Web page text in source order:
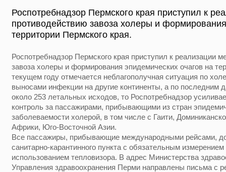
Роспотребнадзор Пермского края приступил к
противодействию завоза холеры и
территории Пермского края.
Роспотребнадзор Пермского края приступил к реализации
завоза холеры и формирования эпидемических очагов на
текущем году отмечается неблагополучная ситуация по
выносами инфекции на другие континенты, а по последним
около 253 летальных исходов, то Роспотребнадзор
контроль за пассажирами, прибывающими из стран
заболеваемости холерой, в том числе с Гаити,
Африки, Юго-Восточной Азии.
Все пассажиры, прибывающие международными рейсами,
санитарно-карантинного пункта с обязательным
использованием тепловизора. В адрес Министерства
Управления здравоохранения Перми направлены письма с